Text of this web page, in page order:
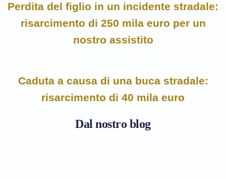
Perdita del figlio in un incidente stradale:
risarcimento di 250 mila euro per un
nostro assistito
Caduta a causa di una buca stradale:
risarcimento di 40 mila euro
Dal nostro blog